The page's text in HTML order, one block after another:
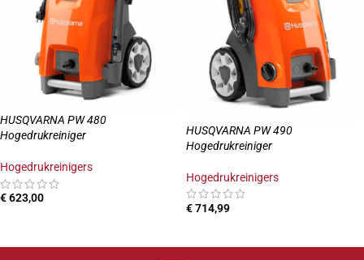
HUSQVARNA PW 480
Hogedrukreiniger
Hogedrukreinigers
€623,00
HUSQVARNA PW 490
Hogedrukreiniger
Hogedrukreinigers
€714,99